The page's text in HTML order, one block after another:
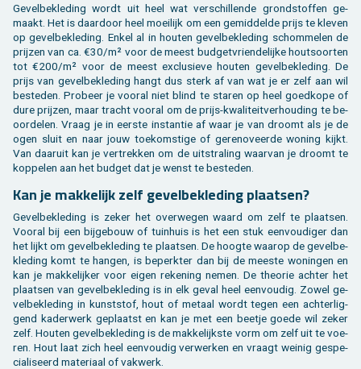
Ge­vel­be­kle­ding wordt uit heel wat ver­schil­len­de grond­stof­fen ge­
maakt. Het is daar­door heel moei­lijk om een ge­mid­del­de prijs te kle­ven
op ge­vel­be­kle­ding. Enkel al in hou­ten ge­vel­be­kle­ding schom­me­len de
prij­zen van ca. €30/m² voor de meest bud­get­vrien­de­lij­ke hout­soor­ten
tot €200/m² voor de meest ex­clu­sie­ve hou­ten ge­vel­be­kle­ding. De
prijs van ge­vel­be­kle­ding hangt dus sterk af van wat je er zelf aan wil
be­ste­den. Pro­beer je voor­al niet blind te sta­ren op heel goed­ko­pe of
dure prij­zen, maar tracht voor­al om de prijs-kwa­li­teit­ver­hou­ding te be­
oor­de­len. Vraag je in eer­ste in­stan­tie af waar je van droomt als je de
ogen sluit en naar jouw toe­kom­sti­ge of ge­re­no­veer­de wo­ning kijkt.
Van daar­uit kan je ver­trek­ken om de uit­stra­ling waar­van je droomt te
kop­pe­len aan het bud­get dat je wenst te be­ste­den.
Kan je mak­ke­lijk zelf ge­vel­be­kle­ding plaat­sen?
Ge­vel­be­kle­ding is zeker het over­we­gen waard om zelf te plaat­sen.
Voor­al bij een bij­ge­bouw of tuin­huis is het een stuk een­vou­di­ger dan
het lijkt om ge­vel­be­kle­ding te plaat­sen. De hoog­te waar­op de ge­vel­be­
kle­ding komt te han­gen, is be­perk­ter dan bij de mees­te wo­nin­gen en
kan je mak­ke­lij­ker voor eigen re­ke­ning nemen. De the­o­rie ach­ter het
plaat­sen van ge­vel­be­kle­ding is in elk geval heel een­vou­dig. Zowel ge­
vel­be­kle­ding in kunst­stof, hout of me­taal wordt tegen een ach­ter­lig­
gend ka­der­werk ge­plaatst en kan je met een beet­je goede wil zeker
zelf. Hou­ten ge­vel­be­kle­ding is de mak­ke­lijk­ste vorm om zelf uit te voe­
ren. Hout laat zich heel een­vou­dig ver­wer­ken en vraagt wei­nig ge­spe­
ci­a­li­seerd ma­te­ri­aal of vak­werk.